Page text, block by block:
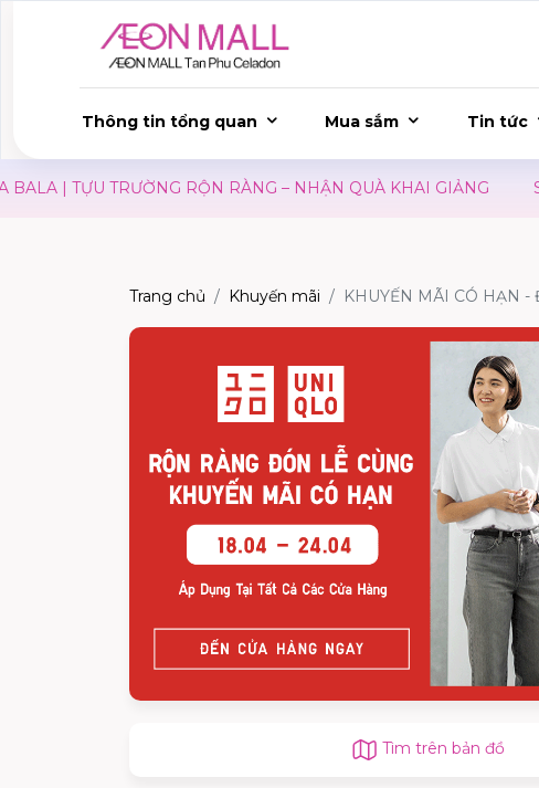
Thông tin tổng quan Mua sắm Tin tức
| TỰU TRƯỜNG RỘN RÀNG – NHẬN QUÀ KHAI GIẢNG
Trang chủ Khuyến mãi KHUYẾN MÃI CÓ HẠN
Tìm trên bản đồ